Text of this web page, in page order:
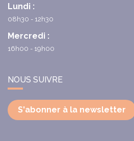
Lundi :
08h30 - 12h30
Mercredi :
16h00 - 19h00
NOUS SUIVRE
S'abonner à la newsletter